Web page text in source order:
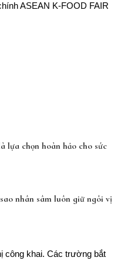
ASEAN K-FOOD FAIR
lựa chọn hoàn hảo cho sức
nhân sâm luôn giữ ngôi vị
công khai. Các trường bắt